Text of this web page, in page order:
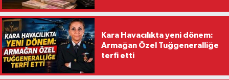
Kara Havacılıkta yeni dönem:
Armağan Özel Tuğgeneralliğe
terfi etti